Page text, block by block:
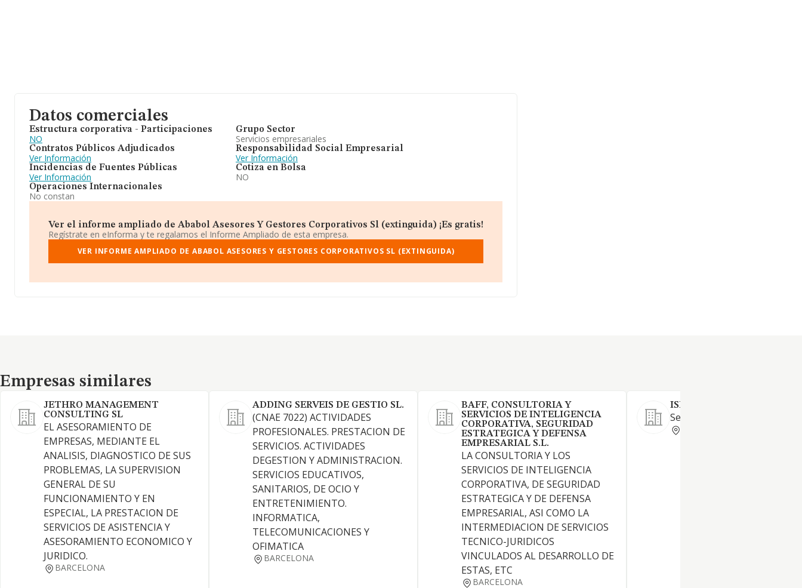
Datos comerciales
Estructura corporativa - Participaciones
NO
Contratos Públicos Adjudicados
Ver Información
Incidencias de Fuentes Públicas
Ver Información
Operaciones Internacionales
No constan
Grupo Sector
Servicios empresariales
Responsabilidad Social Empresarial
Ver Información
Cotiza en Bolsa
NO
Ver el informe ampliado de Ababol Asesores Y Gestores Corporativos Sl (extinguida) ¡Es gratis!
Regístrate en eInforma y te regalamos el Informe Ampliado de esta empresa.
VER INFORME AMPLIADO DE ABABOL ASESORES Y GESTORES CORPORATIVOS SL (EXTINGUIDA)
Empresas similares
Empresas similares
JETHRO MANAGEMENT
CONSULTING SL
EL ASESORAMIENTO DE
EMPRESAS, MEDIANTE EL
ANALISIS, DIAGNOSTICO DE SUS
PROBLEMAS, LA SUPERVISION
GENERAL DE SU
FUNCIONAMIENTO Y EN
ESPECIAL, LA PRESTACION DE
SERVICIOS DE ASISTENCIA Y
ASESORAMIENTO ECONOMICO Y
JURIDICO.
BARCELONA
ADDING SERVEIS DE GESTIO SL.
(CNAE 7022) ACTIVIDADES
PROFESIONALES. PRESTACION DE
SERVICIOS. ACTIVIDADES
DEGESTION Y ADMINISTRACION.
SERVICIOS EDUCATIVOS,
SANITARIOS, DE OCIO Y
ENTRETENIMIENTO.
INFORMATICA,
TELECOMUNICACIONES Y
OFIMATICA
BARCELONA
BAFF, CONSULTORIA Y
SERVICIOS DE INTELIGENCIA
CORPORATIVA, SEGURIDAD
ESTRATEGICA Y DEFENSA
EMPRESARIAL S.L.
LA CONSULTORIA Y LOS
SERVICIOS DE INTELIGENCIA
CORPORATIVA, DE SEGURIDAD
ESTRATEGICA Y DE DEFENSA
EMPRESARIAL, ASI COMO LA
INTERMEDIACION DE SERVICIOS
TECNICO-JURIDICOS
VINCULADOS AL DESARROLLO DE
ESTAS, ETC
BARCELONA
ISEUMA SL
Servicios de Consultoría.